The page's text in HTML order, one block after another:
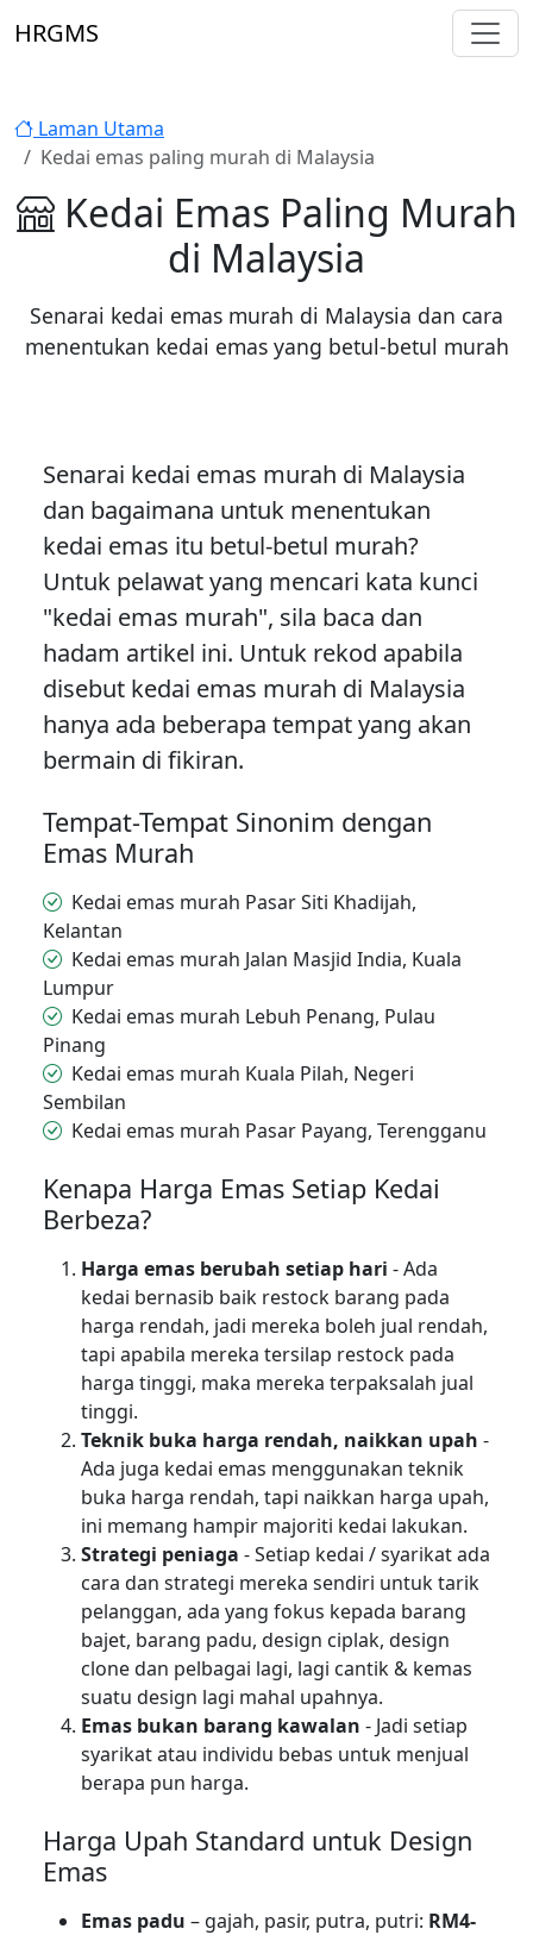
HRGMS
Laman Utama
Kedai emas paling murah di Malaysia
Kedai Emas Paling Murah
di Malaysia
Senarai kedai emas murah di Malaysia dan cara
menentukan kedai emas yang betul-betul murah
Senarai kedai emas murah di Malaysia
dan bagaimana untuk menentukan
kedai emas itu betul-betul murah?
Untuk pelawat yang mencari kata kunci
"kedai emas murah", sila baca dan
hadam artikel ini. Untuk rekod apabila
disebut kedai emas murah di Malaysia
hanya ada beberapa tempat yang akan
bermain di fikiran.
Tempat-Tempat Sinonim dengan
Emas Murah
Kedai emas murah Pasar Siti Khadijah,
Kelantan
Kedai emas murah Jalan Masjid India, Kuala
Lumpur
Kedai emas murah Lebuh Penang, Pulau
Pinang
Kedai emas murah Kuala Pilah, Negeri
Sembilan
Kedai emas murah Pasar Payang, Terengganu
Kenapa Harga Emas Setiap Kedai
Berbeza?
Harga emas berubah setiap hari - Ada
kedai bernasib baik restock barang pada
harga rendah, jadi mereka boleh jual rendah,
tapi apabila mereka tersilap restock pada
harga tinggi, maka mereka terpaksalah jual
tinggi.
Teknik buka harga rendah, naikkan upah -
Ada juga kedai emas menggunakan teknik
buka harga rendah, tapi naikkan harga upah,
ini memang hampir majoriti kedai lakukan.
Strategi peniaga - Setiap kedai / syarikat ada
cara dan strategi mereka sendiri untuk tarik
pelanggan, ada yang fokus kepada barang
bajet, barang padu, design ciplak, design
clone dan pelbagai lagi, lagi cantik & kemas
suatu design lagi mahal upahnya.
Emas bukan barang kawalan - Jadi setiap
syarikat atau individu bebas untuk menjual
berapa pun harga.
Harga Upah Standard untuk Design
Emas
Emas padu – gajah, pasir, putra, putri: RM4-